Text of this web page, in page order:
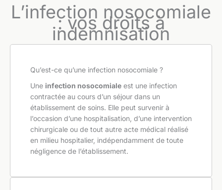
L’infection nosocomiale
: vos droits à
indemnisation
Qu’est-ce qu’une infection nosocomiale ?
Une infection nosocomiale est une infection
contractée au cours d’un séjour dans un
établissement de soins. Elle peut survenir à
l’occasion d’une hospitalisation, d’une intervention
chirurgicale ou de tout autre acte médical réalisé
en milieu hospitalier, indépendamment de toute
négligence de l’établissement.